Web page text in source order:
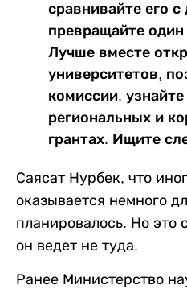
сравнивайте его
превращайте один
Лучше вместе
университетов,
комиссии,
региональных и
грантах. Ищите
Саясат Нурбек, что
оказывается немного
планировалось. Но это
он ведет не туда.
Ранее Министерство